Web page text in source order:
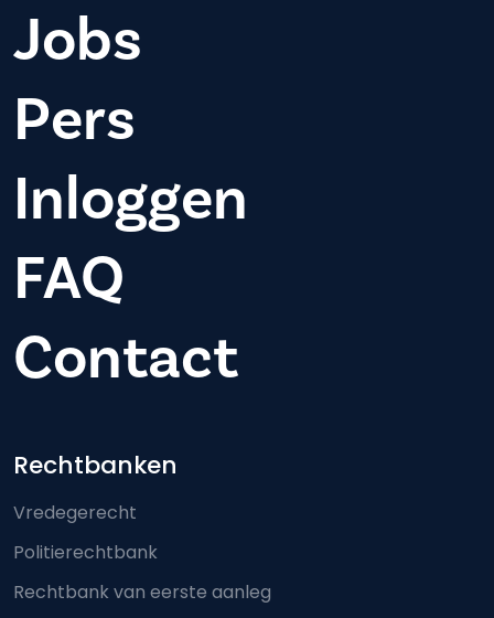
Jobs
Pers
Inloggen
FAQ
Contact
Footer-menu
Rechtbanken
Vredegerecht
Politierechtbank
Rechtbank van eerste aanleg